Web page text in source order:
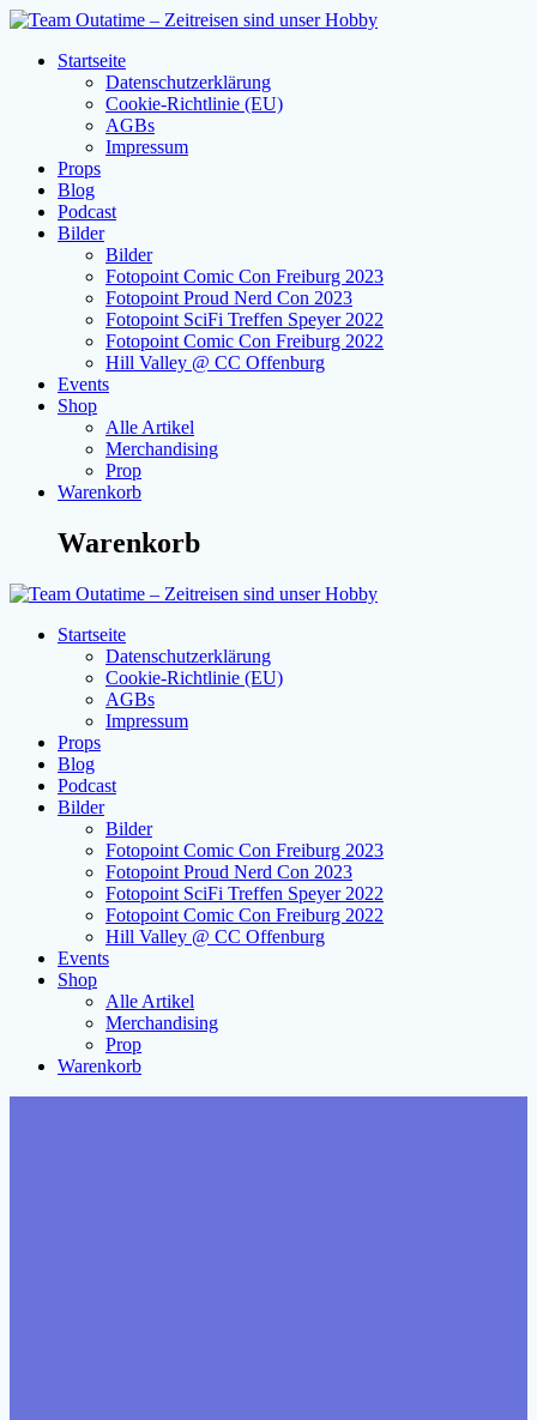
Zum
springenStartseite
Datenschutzerklärung
Cookie-Richtlinie (EU)
AGBs
Impressum
Props
Blog
Podcast
Bilder
Bilder
Fotopoint Comic Con Freiburg 2023
Fotopoint Proud Nerd Con 2023
Fotopoint SciFi Treffen Speyer 2022
Fotopoint Comic Con Freiburg 2022
Hill Valley @ CC Offenburg
Events
Shop
Alle Artikel
Merchandising
Prop
Warenkorb
Warenkorb
Startseite
Datenschutzerklärung
Cookie-Richtlinie (EU)
AGBs
Impressum
Props
Blog
Podcast
Bilder
Bilder
Fotopoint Comic Con Freiburg 2023
Fotopoint Proud Nerd Con 2023
Fotopoint SciFi Treffen Speyer 2022
Fotopoint Comic Con Freiburg 2022
Hill Valley @ CC Offenburg
Events
Shop
Alle Artikel
Merchandising
Prop
Warenkorb